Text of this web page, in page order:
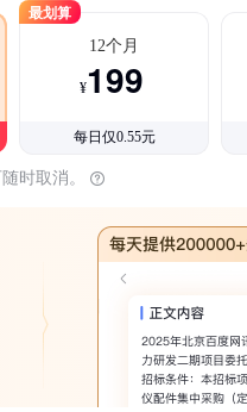
最划算
12个月
¥199
每日仅0.55元
时取消。